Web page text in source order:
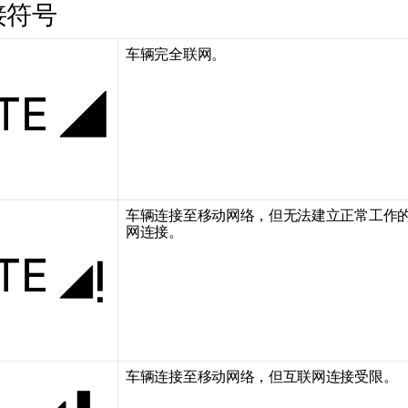
符号
车辆完全联网。
车辆连接至移动网络，但无法建立正常工作
网连接。
车辆连接至移动网络，但互联网连接受限。